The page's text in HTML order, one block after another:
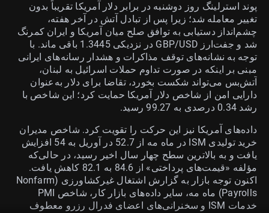
پوند استرلینگ روز دوشنبه در برابر دلار آمریکا تقریباً بدون
تغییر معامله شد؛ زیرا پس از تبادل آتش در آخر هفته،
چشم‌انداز دستیابی به توافق صلح میان آمریکا و ایران کمرنگ
شد و جفت‌ارز GBP/USD در نزدیکی 1.3445 باقی ماند. با
توجه به نشانه‌های توقف مذاکرات و هشدار رسانه‌های ایرانی
مبنی بر اینکه در صورت تداوم حملات اسرائیل به لبنان،
آتش‌بس می‌تواند شکست بخورد، تقاضا برای دلار به‌عنوان
دارایی امن از شاخص دلار آمریکا حمایت کرد؛ این شاخص با
رشد 0.34 درصدی به 99.27 رسید.
داده‌های آمریکا نیز این حرکت را تقویت کرد. شاخص مدیران
خرید تولیدی ISM در ماه مه از 52.7 در آوریل به 54 افزایش
یافت و به بالاترین سطح چهار سال اخیر رسید، در حالی‌که
مؤلفه «قیمت‌های پرداختی» از 84.6 به 82.1 کاهش یافت.
اکنون توجه بازار به گزارش اشتغال غیرکشاورزی (Nonfarm
Payrolls) ماه مه، سایر داده‌های بازار کار، شاخص PMI
خدمات ISM و سخنرانی‌های اعضای فدرال رزرو معطوف